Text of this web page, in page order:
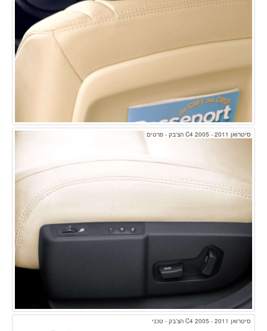
סיטרואן C4 2005 - 2011 הצ'בק - פרטים
סיטרואן C4 2005 - 2011 הצ'בק - טכני